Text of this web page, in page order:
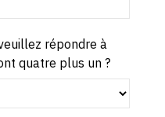
répondre à
quatre plus un ?